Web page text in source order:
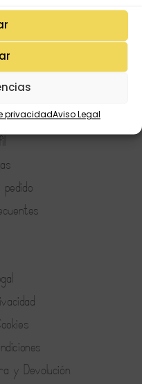
privacidadAviso Legal
y Devolución